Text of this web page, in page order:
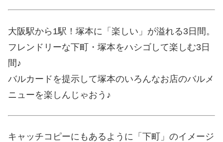
大阪駅から1駅！塚本に「楽しい」が溢れる3日間。
フレンドリーな下町・塚本をハシゴして楽しむ3日
間♪
バルカードを提示して塚本のいろんなお店のバルメ
ニューを楽しんじゃおう♪
キャッチコピーにもあるように「下町」のイメージ